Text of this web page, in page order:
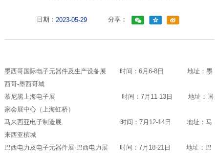
日期： 2023-05-29 分享：
墨西哥国际电子元器件及生产设备展 时间：6月6-8日 地址：墨
西哥-墨西哥城
慕尼黑上海电子展 时间：7月11-13日 地址：国
家会展中心（上海虹桥）
马来西亚电子制造展 时间：7月12-14日 地址：马
来西亚槟城
巴西电力及电子元器件展-巴西电力展 时间：7月18-21日 地址：巴